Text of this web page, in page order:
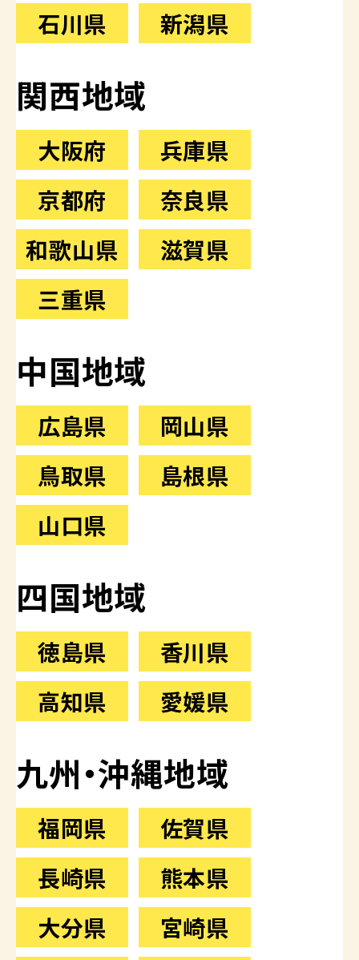
石川県
新潟県
関西地域
大阪府
兵庫県
京都府
奈良県
和歌山県
滋賀県
三重県
中国地域
広島県
岡山県
鳥取県
島根県
山口県
四国地域
徳島県
香川県
高知県
愛媛県
九州・沖縄地域
福岡県
佐賀県
長崎県
熊本県
大分県
宮崎県